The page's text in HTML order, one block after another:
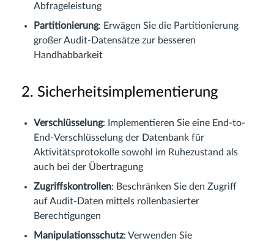
Abfrageleistung
Partitionierung: Erwägen Sie die Partitionierung
großer Audit-Datensätze zur besseren
Handhabbarkeit
2. Sicherheitsimplementierung
Verschlüsselung: Implementieren Sie eine End-to-
End-Verschlüsselung der Datenbank für
Aktivitätsprotokolle sowohl im Ruhezustand als
auch bei der Übertragung
Zugriffskontrollen: Beschränken Sie den Zugriff
auf Audit-Daten mittels rollenbasierter
Berechtigungen
Manipulationsschutz: Verwenden Sie